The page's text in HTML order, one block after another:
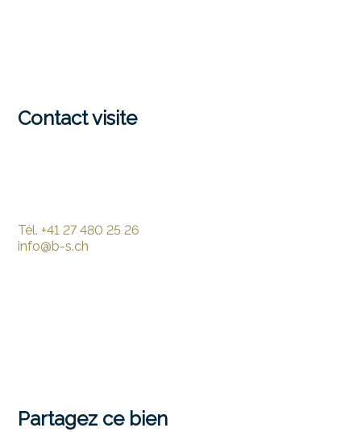
Contact visite
Tél. +41 27 480 25 26
info@b-s.ch
Partagez ce bien